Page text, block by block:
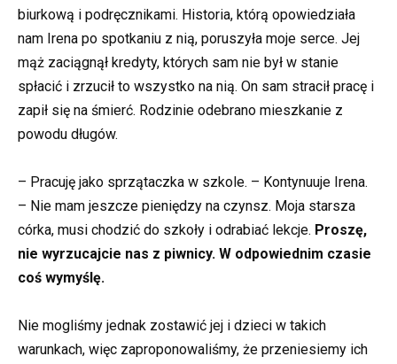
biurkową i podręcznikami. Historia, którą opowiedziała
nam Irena po spotkaniu z nią, poruszyła moje serce. Jej
mąż zaciągnął kredyty, których sam nie był w stanie
spłacić i zrzucił to wszystko na nią. On sam stracił pracę i
zapił się na śmierć. Rodzinie odebrano mieszkanie z
powodu długów.
– Pracuję jako sprzątaczka w szkole. – Kontynuuje Irena.
– Nie mam jeszcze pieniędzy na czynsz. Moja starsza
córka, musi chodzić do szkoły i odrabiać lekcje. Proszę,
nie wyrzucajcie nas z piwnicy. W odpowiednim czasie
coś wymyślę.
Nie mogliśmy jednak zostawić jej i dzieci w takich
warunkach, więc zaproponowaliśmy, że przeniesiemy ich